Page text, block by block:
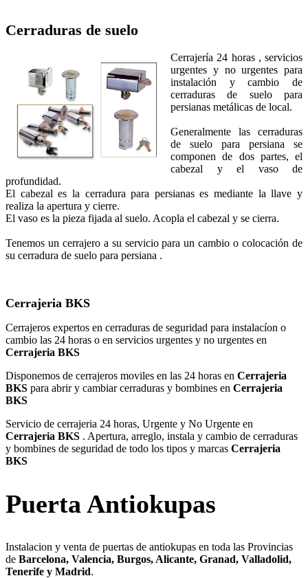
Cerraduras de suelo
Cerrajería 24 horas , servicios
urgentes y no urgentes para
instalación y cambio de
cerraduras de suelo para
persianas metálicas de local.
Generalmente las cerraduras
de suelo para persiana se
componen de dos partes, el
cabezal y el vaso de
profundidad.
El cabezal es la cerradura para persianas es mediante la llave y
realiza la apertura y cierre.
El vaso es la pieza fijada al suelo. Acopla el cabezal y se cierra.
Tenemos un cerrajero a su servicio para un cambio o colocación de
su cerradura de suelo para persiana .
Cerrajeria BKS
Cerrajeros expertos en cerraduras de seguridad para instalacíon o
cambio las 24 horas o en servicios urgentes y no urgentes en
Cerrajeria BKS
Disponemos de cerrajeros moviles en las 24 horas en Cerrajeria
BKS para abrir y cambiar cerraduras y bombines en Cerrajeria
BKS
Servicio de cerrajeria 24 horas, Urgente y No Urgente en
Cerrajeria BKS . Apertura, arreglo, instala y cambio de cerraduras
y bombines de seguridad de todo los tipos y marcas Cerrajeria
BKS
Puerta Antiokupas
Instalacion y venta de puertas de antiokupas en toda las Provincias
de Barcelona, Valencia, Burgos, Alicante, Granad, Valladolid,
Tenerife y Madrid.